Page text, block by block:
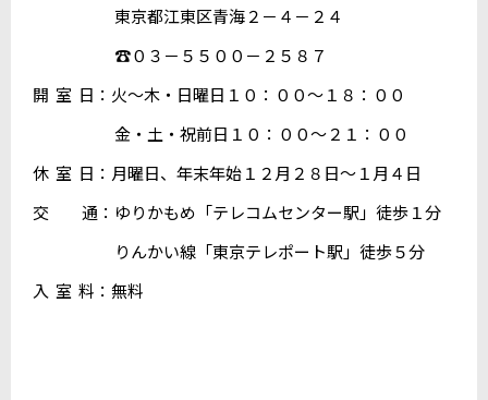
東京都江東区青海２－４－２４
☎０３－５５００－２５８７
開 室 日：火～木・日曜日１０：００～１８：００
金・土・祝前日１０：００～２１：００
休 室 日：月曜日、年末年始１２月２８日～１月４日
交 通：ゆりかもめ「テレコムセンター駅」徒歩１分
りんかい線「東京テレポート駅」徒歩５分
入 室 料：無料